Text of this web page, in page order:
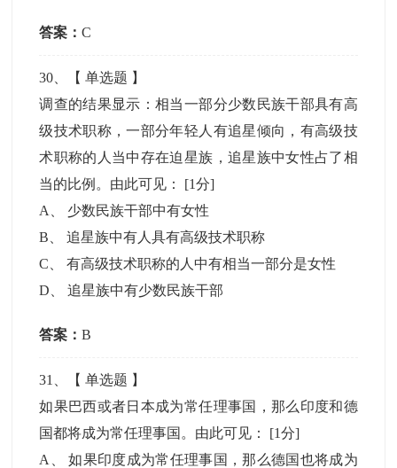
答案：C
30 、【单选题 】
调查的结果显示：相当一部分少数民族干部具有高
级技术职称，一部分年轻人有追星倾向，有高级技
术职称的人当中存在迫星族，追星族中女性占了相
当的比例。由此可见： [1分]
A
少数民族干部中有女性
B 、追星族中有人具有高级技术职称
C 、有高级技术职称的人中有相当一部分是女性
D 、追星族中有少数民族干部
答案：B
31 、【单选题 】
如果巴西或者日本成为常任理事国，那么印度和德
国都将成为常任理事国。由此可见： [1分]
A
、如果印度成为常任理事国，那么德国也将成为